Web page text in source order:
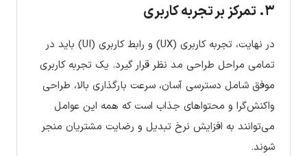
۳. تمرکز بر تجربه کاربری
در نهایت، تجربه کاربری (UX) و رابط کاربری (UI) باید در
تمامی مراحل طراحی مد نظر قرار گیرد. یک تجربه کاربری
موفق شامل دسترسی آسان، سرعت بارگذاری بالا، طراحی
واکنش‌گرا و محتواهای جذاب است که همه این عوامل
می‌توانند به افزایش نرخ تبدیل و رضایت مشتریان منجر
شوند.